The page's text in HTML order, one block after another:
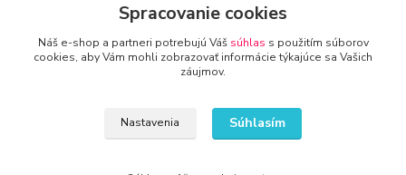
Spracovanie cookies
Náš e-shop a partneri potrebujú Váš súhlas s použitím súborov
cookies, aby Vám mohli zobrazovať informácie týkajúce sa Vašich
záujmov.
Nastavenia Súhlasím